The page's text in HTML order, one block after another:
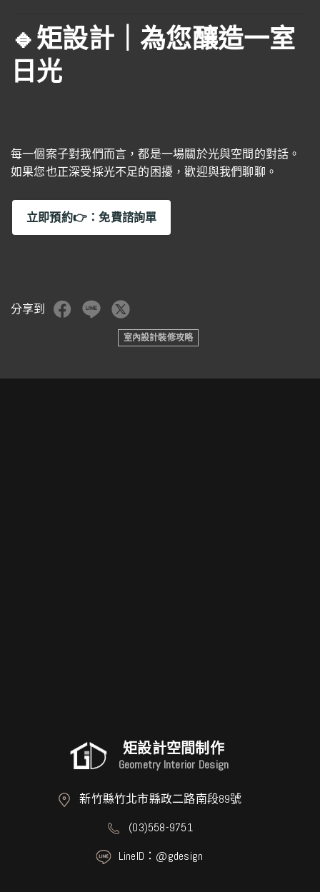
🔹矩設計｜為您釀造一室
日光
每一個案子對我們而言，都是一場關於光與空間的對話。
如果您也正深受採光不足的困擾，歡迎與我們聊聊。
立即預約👉：免費諮詢單
分享到
室內設計裝修攻略
矩設計空間制作
Geometry Interior Design
新竹縣竹北市縣政二路南段89號
(03)558-9751
LineID：@gdesign